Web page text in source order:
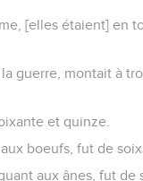
[elles étaient] en
guerre, montait à
et quinze.
boeufs, fut de
aux ânes, fut de